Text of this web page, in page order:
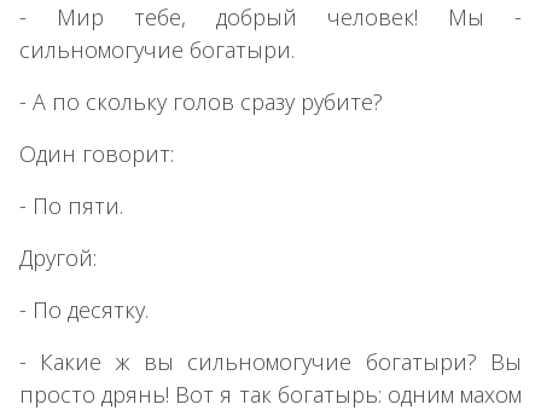
- Мир тебе, добрый человек! Мы -
сильномогучие богатыри.
- А по скольку голов сразу рубите?
Один говорит:
- По пяти.
Другой:
- По десятку.
- Какие ж вы сильномогучие богатыри? Вы
просто дрянь! Вот я так богатырь: одним махом